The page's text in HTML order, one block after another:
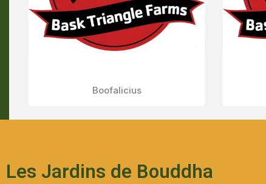
Aperçu Rapide
Forbidden Push Pop
Les Jardins de Bouddha